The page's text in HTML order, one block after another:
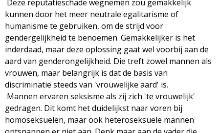
Deze reputatieschade wegnemen zou gemakkelijk
kunnen door het meer neutrale egalitarisme of
humanisme te gebruiken, om de strijd voor
gendergelijkheid te benoemen. Gemakkelijker is het
inderdaad, maar deze oplossing gaat wel voorbij aan de
aard van genderongelijkheid. Die treft zowel mannen als
vrouwen, maar belangrijk is dat de basis van
discriminatie steeds van 'vrouwelijke aard' is.
Mannen ervaren seksisme als zij zich 'te vrouwelijk'
gedragen. Dit komt het duidelijkst naar voren bij
homoseksuelen, maar ook heteroseksuele mannen